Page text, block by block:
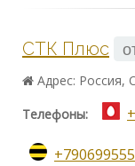
СТК Плюс
Адрес: Россия,
Телефоны: